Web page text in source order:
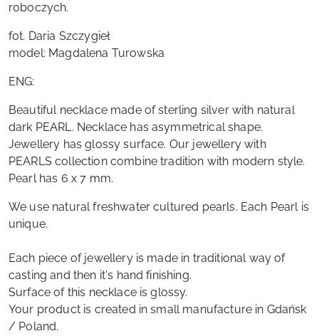
roboczych.
fot. Daria Szczygieł
model: Magdalena Turowska
ENG:
Beautiful necklace made of sterling silver with natural
dark PEARL. Necklace has asymmetrical shape.
Jewellery has glossy surface. Our jewellery with
PEARLS collection combine tradition with modern style.
Pearl has 6 x 7 mm.
We use natural freshwater cultured pearls. Each Pearl is
unique.
Each piece of jewellery is made in traditional way of
casting and then it's hand finishing.
Surface of this necklace is glossy.
Your product is created in small manufacture in Gdańsk
/ Poland.